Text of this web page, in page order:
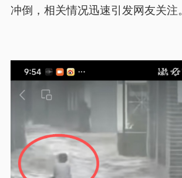
冲倒，相关情况迅速引发网友关注。